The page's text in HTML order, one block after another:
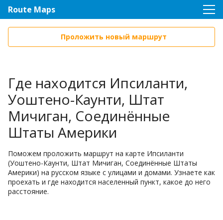
Route Maps
Проложить новый маршрут
Где находится Ипсиланти,
Уоштено-Каунти, Штат
Мичиган, Соединённые
Штаты Америки
Поможем проложить маршрут на карте Ипсиланти
(Уоштено-Каунти, Штат Мичиган, Соединённые Штаты
Америки) на русском языке с улицами и домами. Узнаете как
проехать и где находится населенный пункт, какое до него
расстояние.